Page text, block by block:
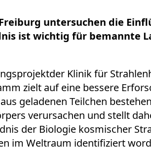
untersuchen die
ist wichtig für bemannte
Klinik für
zielt auf eine bessere
geladenen Teilchen
verursachen und stellt
der Biologie kosmischer
im Weltraum identifiziert